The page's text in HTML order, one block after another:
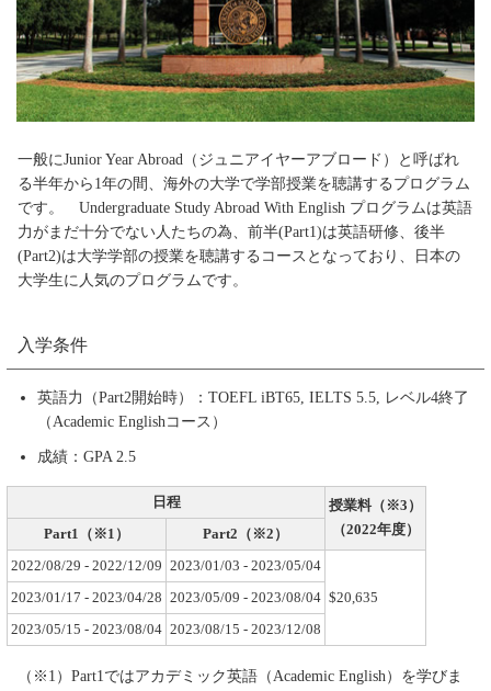
一般にJunior Year Abroad（ジュニアイヤーアブロード）と呼ばれ
る半年から1年の間、海外の大学で学部授業を聴講するプログラム
です。 Undergraduate Study Abroad With English プログラムは英語
力がまだ十分でない人たちの為、前半(Part1)は英語研修、後半
(Part2)は大学学部の授業を聴講するコースとなっており、日本の
大学生に人気のプログラムです。
入学条件
英語力（Part2開始時）：TOEFL iBT65, IELTS 5.5, レベル4終了
（Academic Englishコース）
成績：GPA 2.5
日程
授業料（※3）
（2022年度）
Part1（※1） Part2（※2）
2022/08/29 - 2022/12/09 2023/01/03 - 2023/05/04
$20,635
2023/01/17 - 2023/04/28 2023/05/09 - 2023/08/04
2023/05/15 - 2023/08/04 2023/08/15 - 2023/12/08
（※1）Part1ではアカデミック英語（Academic English）を学びま